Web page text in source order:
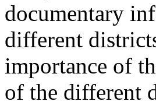
documentary
different
importance of
of the different